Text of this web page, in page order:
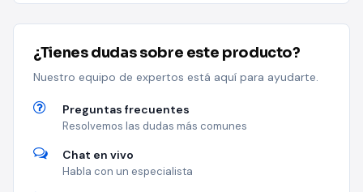
¿Tienes dudas sobre este producto?
Nuestro equipo de expertos está aquí para ayudarte.
Preguntas frecuentes
Resolvemos las dudas más comunes
Chat en vivo
Habla con un especialista